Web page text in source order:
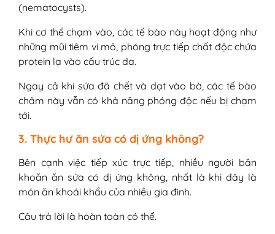
(nematocysts).
Khi cơ thể chạm vào, các tế bào này hoạt động như
những mũi tiêm vi mô, phóng trực tiếp chất độc chứa
protein lạ vào cấu trúc da.
Ngay cả khi sứa đã chết và dạt vào bờ, các tế bào
châm này vẫn có khả năng phóng độc nếu bị chạm
tới.
3. Thực hư ăn sứa có dị ứng không?
Bên cạnh việc tiếp xúc trực tiếp, nhiều người băn
khoăn ăn sứa có dị ứng không, nhất là khi đây là
món ăn khoái khẩu của nhiều gia đình.
Câu trả lời là hoàn toàn có thể.